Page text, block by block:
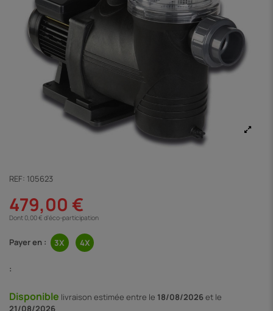
REF: 105623
479,00 €
Dont 0,00 € d'éco-participation
Payer en :
:
Disponible livraison estimée entre le 18/08/2026et le